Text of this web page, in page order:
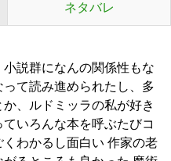
ネタバレ
説群になんの関係性もな
て読み進められたし、多
、ルドミッラの私が好き
いろんな本を呼ぶたびコ
くわかるし面白い 作家の老